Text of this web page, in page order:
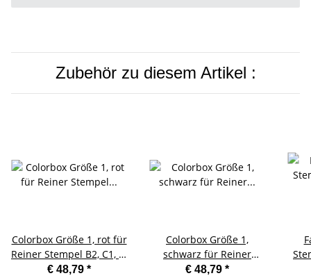
Zubehör zu diesem Artikel :
Colorbox Größe 1, rot für
Reiner Stempel B2, C1, C,
CS, CK, 69/a
€ 48,79 *
Colorbox Größe 1,
schwarz für Reiner
Stempel B2, C1, C, CS,
€ 48,79 *